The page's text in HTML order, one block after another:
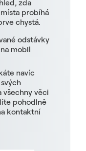
zda
probíhá
chystá.
odstávky
mobil
navíc
všechny věci
pohodlně
kontaktní